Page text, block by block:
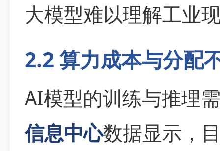
大模型难以理解工业
2.2 算力成本与分配
AI模型的训练与推理
信息中心数据显示，